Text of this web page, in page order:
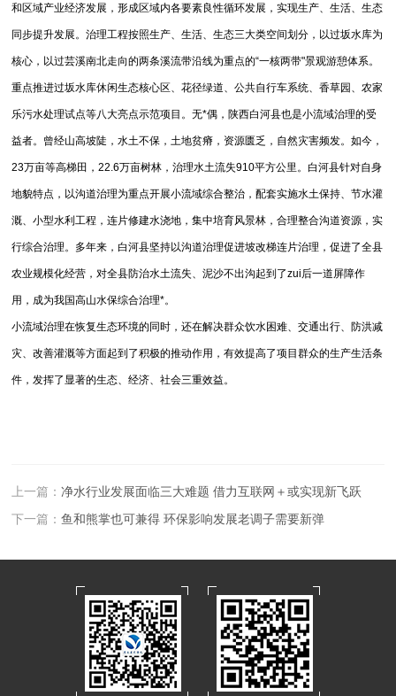
和区域产业经济发展，形成区域内各要素良性循环发展，实现生产、生活、生态
同步提升发展。治理工程按照生产、生活、生态三大类空间划分，以过坂水库为
核心，以过芸溪南北走向的两条溪流带沿线为重点的“一核两带"景观游憩体系。
重点推进过坂水库休闲生态核心区、花径绿道、公共自行车系统、香草园、农家
乐污水处理试点等八大亮点示范项目。无*偶，陕西白河县也是小流域治理的受
益者。曾经山高坡陡，水土不保，土地贫瘠，资源匮乏，自然灾害频发。如今，
23万亩等高梯田，22.6万亩树林，治理水土流失910平方公里。白河县针对自身
地貌特点，以沟道治理为重点开展小流域综合整治，配套实施水土保持、节水灌
溉、小型水利工程，连片修建水浇地，集中培育风景林，合理整合沟道资源，实
行综合治理。多年来，白河县坚持以沟道治理促进坡改梯连片治理，促进了全县
农业规模化经营，对全县防治水土流失、泥沙不出沟起到了zui后一道屏障作
用，成为我国高山水保综合治理*。
小流域治理在恢复生态环境的同时，还在解决群众饮水困难、交通出行、防洪减
灾、改善灌溉等方面起到了积极的推动作用，有效提高了项目群众的生产生活条
件，发挥了显著的生态、经济、社会三重效益。
上一篇：净水行业发展面临三大难题 借力互联网＋或实现新飞跃
下一篇：鱼和熊掌也可兼得 环保影响发展老调子需要新弹